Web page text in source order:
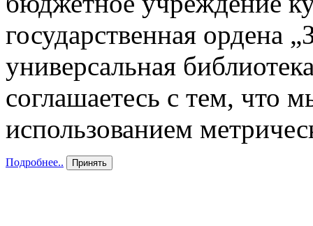
государственная ордена
универсальная
соглашаетесь с тем, что
использованием
Подробнее.. Принять